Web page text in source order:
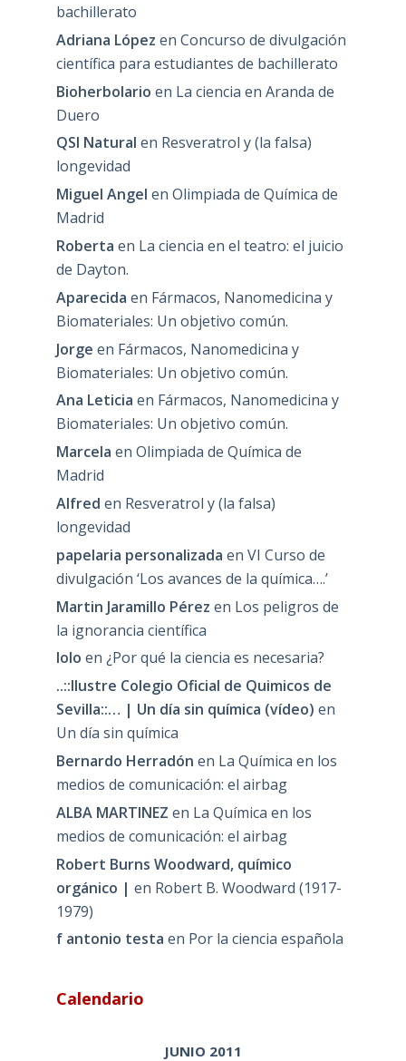
bachillerato
Adriana López en Concurso de divulgación
científica para estudiantes de bachillerato
Bioherbolario en La ciencia en Aranda de
Duero
QSI Natural en Resveratrol y (la falsa)
longevidad
Miguel Angel en Olimpiada de Química de
Madrid
Roberta en La ciencia en el teatro: el juicio
de Dayton.
Aparecida en Fármacos, Nanomedicina y
Biomateriales: Un objetivo común.
Jorge en Fármacos, Nanomedicina y
Biomateriales: Un objetivo común.
Ana Leticia en Fármacos, Nanomedicina y
Biomateriales: Un objetivo común.
Marcela en Olimpiada de Química de
Madrid
Alfred en Resveratrol y (la falsa)
longevidad
papelaria personalizada en VI Curso de
divulgación ‘Los avances de la química….’
Martin Jaramillo Pérez en Los peligros de
la ignorancia científica
lolo en ¿Por qué la ciencia es necesaria?
..::Ilustre Colegio Oficial de Quimicos de
Sevilla::… | Un día sin química (vídeo) en
Un día sin química
Bernardo Herradón en La Química en los
medios de comunicación: el airbag
ALBA MARTINEZ en La Química en los
medios de comunicación: el airbag
Robert Burns Woodward, químico
orgánico | en Robert B. Woodward (1917-
1979)
f antonio testa en Por la ciencia española
Calendario
JUNIO 2011